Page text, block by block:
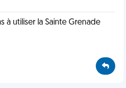
à utiliser la Sainte Grenade